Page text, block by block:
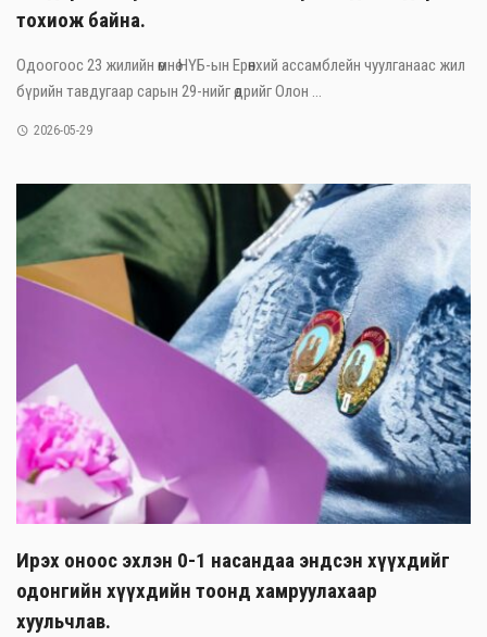
тохиож байна.
Одоогоос 23 жилийн өмнө НҮБ-ын Ерөнхий ассамблейн чуулганаас жил
бүрийн тавдугаар сарын 29-нийг өдрийг Олон ...
2026-05-29
Ирэх оноос эхлэн 0-1 насандаа эндсэн хүүхдийг
одонгийн хүүхдийн тоонд хамруулахаар
хуульчлав.